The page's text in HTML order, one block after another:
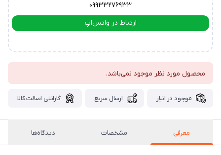
۰۹۹۳۳۲۷۶۹۳۳
ارتباط در واتس‌اپ
محصول مورد نظر موجود نمی‌باشد.
موجود در انبار ارسال سریع گارانتی اصالت کالا
معرفی مشخصات دیدگاه‌ها